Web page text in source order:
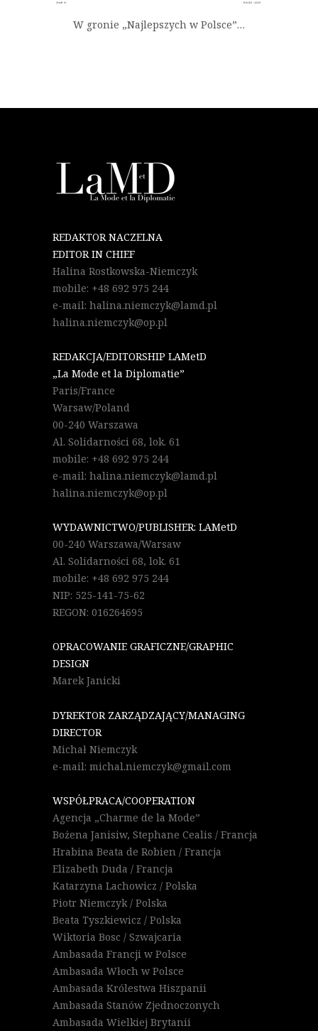
W gronie „Najlepszych w Polsce”…
REDAKTOR NACZELNA
EDITOR IN CHIEF
Halina Rostkowska-Niemczyk
mobile: +48 692 975 244
e-mail: halina.niemczyk@lamd.pl
halina.niemczyk@op.pl
REDAKCJA/EDITORSHIP LAMetD
„La Mode et la Diplomatie”
Paris/France
Warsaw/Poland
00-240 Warszawa
Al. Solidarności 68, lok. 61
mobile: +48 692 975 244
e-mail: halina.niemczyk@lamd.pl
halina.niemczyk@op.pl
WYDAWNICTWO/PUBLISHER: LAMetD
00-240 Warszawa/Warsaw
Al. Solidarności 68, lok. 61
mobile: +48 692 975 244
NIP: 525-141-75-62
REGON: 016264695
OPRACOWANIE GRAFICZNE/GRAPHIC
DESIGN
Marek Janicki
DYREKTOR ZARZĄDZAJĄCY/MANAGING
DIRECTOR
Michał Niemczyk
e-mail: michal.niemczyk@gmail.com
WSPÓŁPRACA/COOPERATION
Agencja „Charme de la Mode”
Bożena Janisiw, Stephane Cealis / Francja
Hrabina Beata de Robien / Francja
Elizabeth Duda / Francja
Katarzyna Lachowicz / Polska
Piotr Niemczyk / Polska
Beata Tyszkiewicz / Polska
Wiktoria Bosc / Szwajcaria
Ambasada Francji w Polsce
Ambasada Włoch w Polsce
Ambasada Królestwa Hiszpanii
Ambasada Stanów Zjednoczonych
Ambasada Wielkiej Brytanii